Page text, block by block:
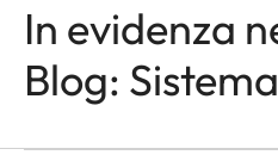
In evidenza
Blog: